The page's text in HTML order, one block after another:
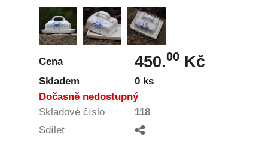
Cena 450.00 Kč
Skladem
0 ks
Dočasně nedostupný
Skladové číslo
118
Sdílet